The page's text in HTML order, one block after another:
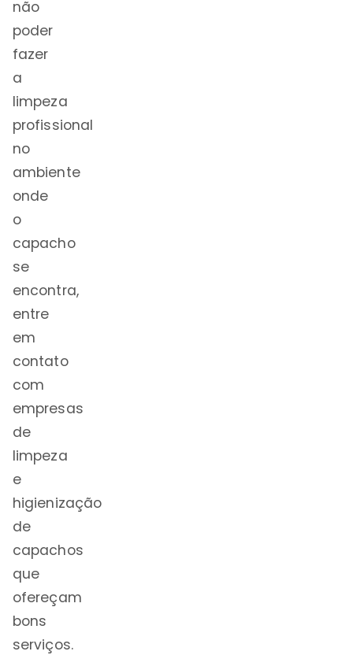
não
poder
fazer
a
limpeza
profissional
no
ambiente
onde
o
capacho
se
encontra,
entre
em
contato
com
empresas
de
limpeza
e
higienização
de
capachos
que
ofereçam
bons
serviços.